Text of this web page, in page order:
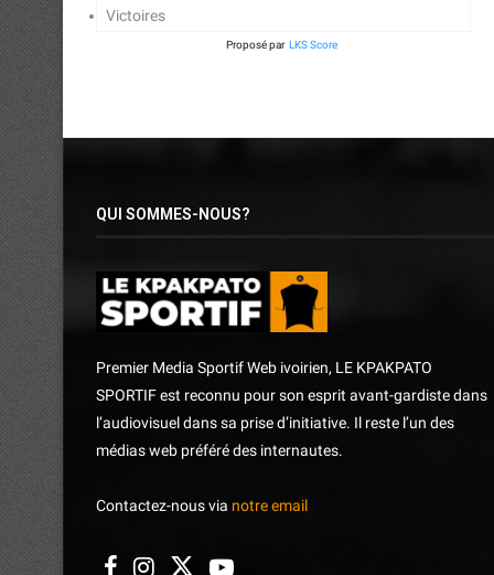
Victoires
Proposé par LKS Score
QUI SOMMES-NOUS?
Premier Media Sportif Web ivoirien, LE KPAKPATO
SPORTIF est reconnu pour son esprit avant-gardiste dans
l’audiovisuel dans sa prise d’initiative. Il reste l’un des
médias web préféré des internautes.
Contactez-nous via notre email